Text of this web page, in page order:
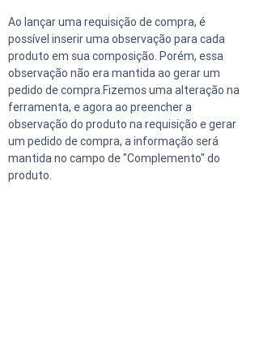
Ao lançar uma requisição de compra, é
possível inserir uma observação para cada
produto em sua composição. Porém, essa
observação não era mantida ao gerar um
pedido de compra.Fizemos uma alteração na
ferramenta, e agora ao preencher a
observação do produto na requisição e gerar
um pedido de compra, a informação será
mantida no campo de "Complemento" do
produto.